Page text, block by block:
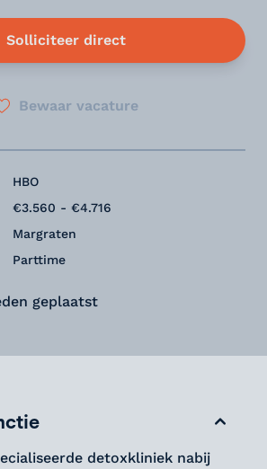
Solliciteer direct
Bewaar vacature
HBO
€3.560 - €4.716
Margraten
Parttime
geplaatst
detoxkliniek nabij